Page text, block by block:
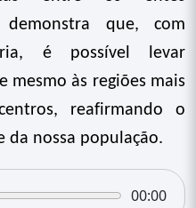
que, com
é possível levar
às regiões mais
reafirmando o
da nossa população.
00:00